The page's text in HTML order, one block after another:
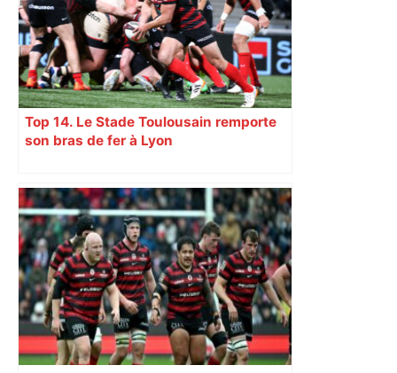
Top 14. Le Stade Toulousain remporte
son bras de fer à Lyon